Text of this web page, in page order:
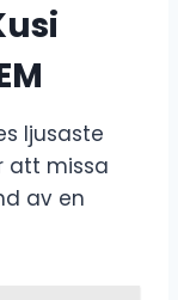
ljusaste
att missa
av en